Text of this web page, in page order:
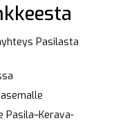
Pasilasta
Pasila–Kerava-